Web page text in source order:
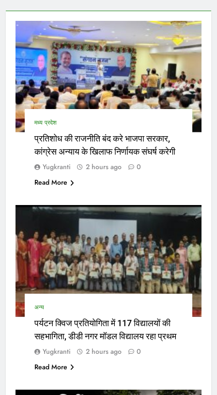
मध्य प्रदेश
प्रतिशोध की राजनीति बंद करे भाजपा सरकार,
कांग्रेस अन्याय के खिलाफ निर्णायक संघर्ष करेगी
Yugkranti 2 hours ago
0
Read More
अन्य
पर्यटन क्विज प्रतियोगिता में 117 विद्यालयों की
सहभागिता, डीडी नगर मॉडल विद्यालय रहा प्रथम
Yugkranti 2 hours ago
0
Read More